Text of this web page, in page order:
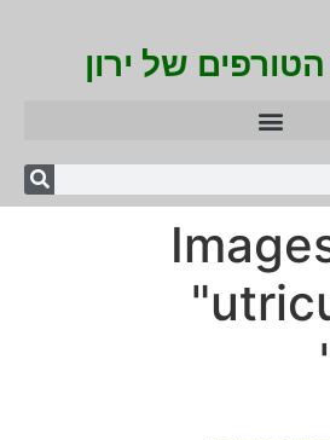
של ירון